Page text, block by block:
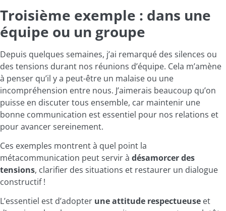
Troisième exemple : dans une
équipe ou un groupe
Depuis quelques semaines, j’ai remarqué des silences ou
des tensions durant nos réunions d’équipe. Cela m’amène
à penser qu’il y a peut-être un malaise ou une
incompréhension entre nous. J’aimerais beaucoup qu’on
puisse en discuter tous ensemble, car maintenir une
bonne communication est essentiel pour nos relations et
pour avancer sereinement.
Ces exemples montrent à quel point la
métacommunication peut servir à désamorcer des
tensions, clarifier des situations et restaurer un dialogue
constructif !
L’essentiel est d’adopter une attitude respectueuse et